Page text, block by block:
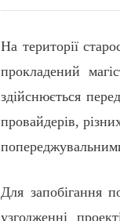
На території
прокладений
здійснюється
провайдерів,
Для запобігання
узгодженні